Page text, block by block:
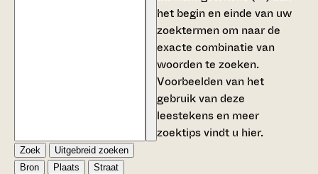
het begin en einde van uw
zoektermen om naar de
exacte combinatie van
woorden te zoeken.
Voorbeelden van het
gebruik van deze
leestekens en meer
zoektips vindt u hier.
Zoek
Uitgebreid zoeken
Bron
Plaats Straat